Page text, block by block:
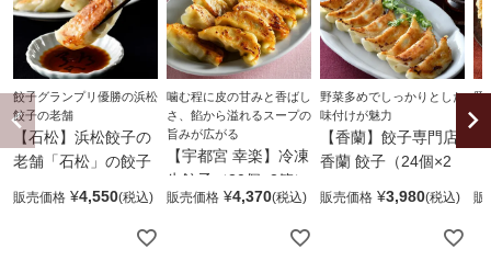
餃子グランプリ優勝の浜松
餃子の老舗
【石松】浜松餃子の
老舗「石松」の餃子
販売価格 ¥4,550
噛む程に皮の甘みと香ばし
さ、餡から溢れるスープの
旨みが広がる
【宇都宮 幸楽】冷凍
生餃子（30個×2箱）
販売価格 ¥4,370
野菜多めでしっかりとした
味付けが魅力
【香蘭】餃子専門店
香蘭 餃子（24個×2
販売価格 ¥3,980
豚
濃
販